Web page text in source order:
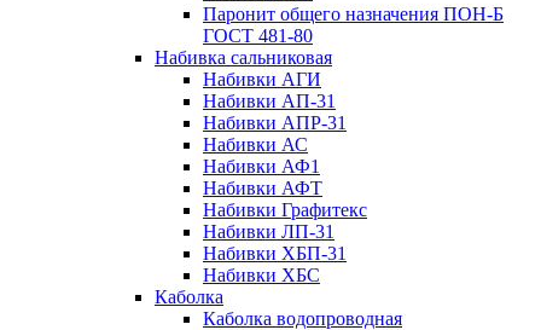
Паронит общего назначения ПОН-Б
ГОСТ 481-80
Набивка сальниковая
Набивки АГИ
Набивки АП-31
Набивки АПР-31
Набивки АС
Набивки АФ1
Набивки АФТ
Набивки Графитекс
Набивки ЛП-31
Набивки ХБП-31
Набивки ХБС
Каболка
Каболка водопроводная